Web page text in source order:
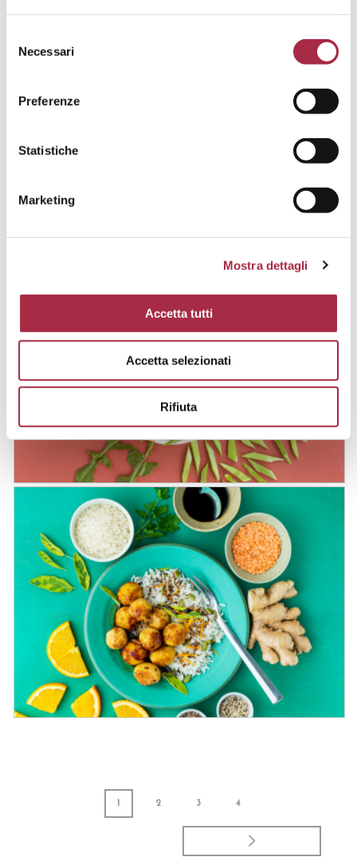
Necessari
Preferenze
Statistiche
Marketing
Mostra dettagli
Accetta tutti
Accetta selezionati
Rifiuta
Zuppa di pane e pomodorini gialli
all’Aceto Balsamico di Modena IGP
Zucca caramellata all’Aceto Balsamico
Bowle di salmone in salsa ponzu
all’Aceto Balsamico di Modena IGP,
avocado, lamponi e taccole
1 2 3 4